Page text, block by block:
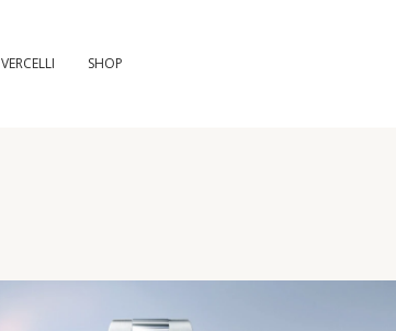
VERCELLI SHOP